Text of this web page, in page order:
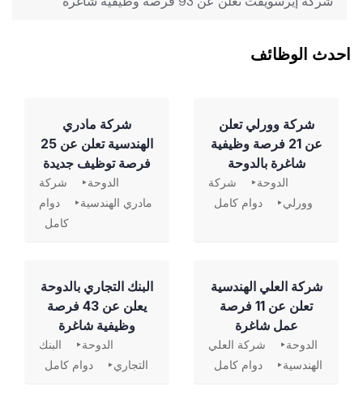
احدث الوظائف
شركة وورلي تعلن
عن 21 فرصة وظيفية
شاغرة بالدوحة
الدوحة
شركة
وورلي
دوام كامل
شركة مادري
الهندسية تعلن عن 25
فرصة توظيف جديدة
الدوحة
شركة
مادري الهندسية
دوام
كامل
شركة العلي الهندسية
تعلن عن 11 فرصة
عمل شاغرة
الدوحة
شركة العلي
الهندسية
دوام كامل
‏البنك التجاري بالدوحة
يعلن عن 43 فرصة
وظيفية شاغرة
الدوحة
البنك
التجاري
دوام كامل